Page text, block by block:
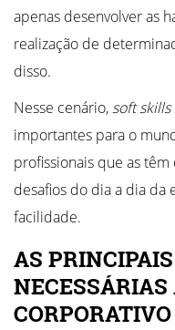
apenas desenvolver as
realização de
disso.
Nesse cenário,soft skills
importantes para o
profissionais que as
desafios do dia a dia da
facilidade.
AS PRINCIPAIS